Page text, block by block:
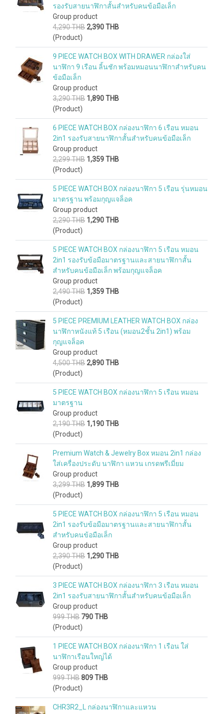
รองรับสายนาฬิกาสั้นสำหรับคนข้อมือเล็ก
Group product
4,290 THB2,390 THB
(Product)
9 PIECE WATCH BOX WITH DRAWER กล่องใส่
นาฬิกา 9 เรือน ลิ้นชัก พร้อมหมอนนาฬิกาสำหรับคน
ข้อมือเล็ก
Group product
3,290 THB 1,890 THB
(Product)
6 PIECE WATCH BOX กล่องนาฬิกา 6 เรือน หมอน
2in1 รองรับสายนาฬิกาสั้นสำหรับคนข้อมือเล็ก
Group product
2,299 THB 1,359 THB
(Product)
5 PIECE WATCH BOX กล่องนาฬิกา 5 เรือน รุ่นหมอน
มาตรฐาน พร้อมกุญแจล็อค
Group product
2,290 THB 1,290 THB
(Product)
5 PIECE WATCH BOX กล่องนาฬิกา 5 เรือน หมอน
2in1 รองรับข้อมือมาตรฐานและสายนาฬิกาสั้น
สำหรับคนข้อมือเล็ก พร้อมกุญแจล็อค
Group product
2,490 THB 1,359 THB
(Product)
5 PIECE PREMIUM LEATHER WATCH BOX กล่อง
นาฬิกาหนังแท้ 5 เรือน (หมอน2ชั้น 2in1) พร้อม
กุญแจล็อค
Group product
4,500 THB2,890 THB
(Product)
5 PIECE WATCH BOX กล่องนาฬิกา 5 เรือน หมอน
มาตรฐาน
Group product
2,190 THB 1,190 THB
(Product)
Premium Watch & Jewelry Box หมอน 2in1 กล่อง
ใส่เครื่องประดับ นาฬิกา แหวน เกรดพรีเมี่ยม
Group product
3,299 THB 1,899 THB
(Product)
5 PIECE WATCH BOX กล่องนาฬิกา 5 เรือน หมอน
2in1 รองรับข้อมือมาตรฐานและสายนาฬิกาสั้น
สำหรับคนข้อมือเล็ก
Group product
2,390 THB 1,290 THB
(Product)
3 PIECE WATCH BOX กล่องนาฬิกา 3 เรือน หมอน
2in1 รองรับสายนาฬิกาสั้นสำหรับคนข้อมือเล็ก
Group product
999 THB 790 THB
(Product)
1 PIECE WATCH BOX กล่องนาฬิกา 1 เรือน ใส่
นาฬิกาเรือนใหญ่ได้
Group product
999 THB809 THB
(Product)
CHR3R2_L กล่องนาฬิกาและแหวน